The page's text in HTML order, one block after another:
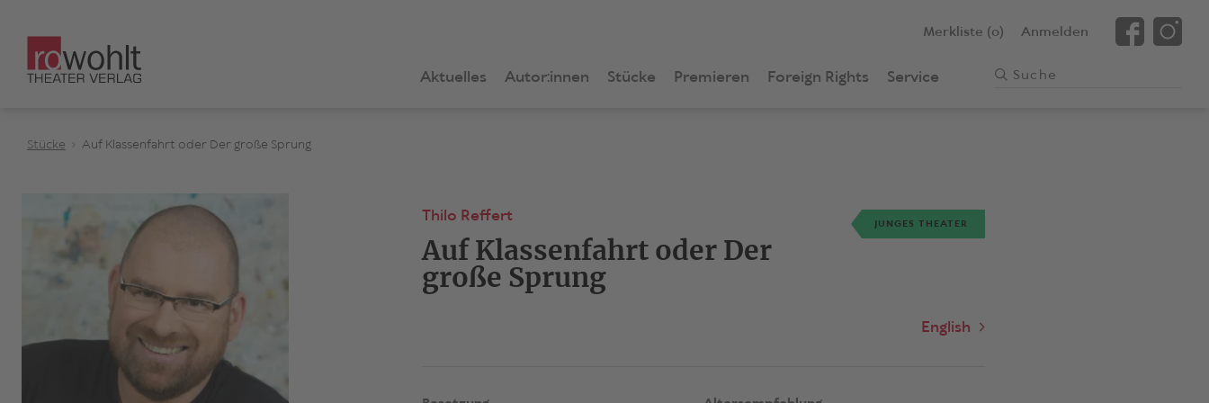
Merkliste (0) Anmelden
Aktuelles Autor:innen Stücke Premieren Foreign Rights Service
Stücke Auf Klassenfahrt oder Der große Sprung
Thilo Reffert
Auf Klassenfahrt oder Der
große Sprung
JUNGES THEATER
English